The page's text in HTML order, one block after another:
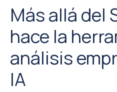
Más allá del
hace la
análisis
IA